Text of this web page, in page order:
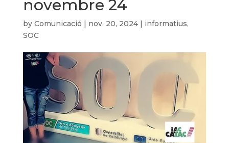
novembre 24
by Comunicació | nov. 20, 2024| informatius,
SOC